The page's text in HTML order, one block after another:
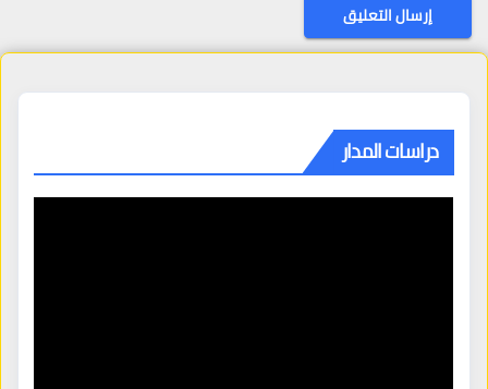
دراسات المدار